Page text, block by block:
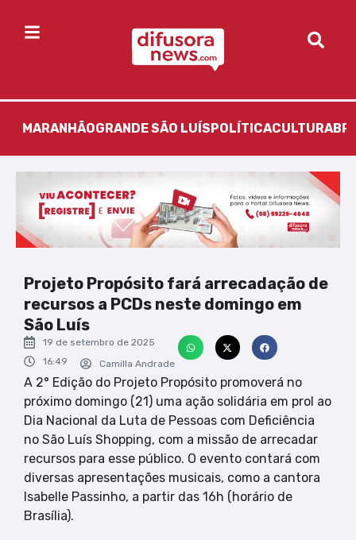
MARANHÃOGRANDE SÃO LUÍS POLÍTICACULTURA
Projeto Propósito fará arrecadação de
recursos a PCDs neste domingo em
São Luís
19 de setembro de 2025
16:49
Camilla Andrade
A 2° Edição do Projeto Propósito promoverá no
próximo domingo (21) uma ação solidária em prol ao
Dia Nacional da Luta de Pessoas com Deficiência
no São Luís Shopping, com a missão de arrecadar
recursos para esse público. O evento contará com
diversas apresentações musicais, como a cantora
Isabelle Passinho, a partir das 16h (horário de
Brasília).